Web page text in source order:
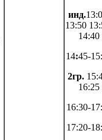
инд.
13:50
14:40
14:45-
2гр.
16:25
16:30-
17:20-